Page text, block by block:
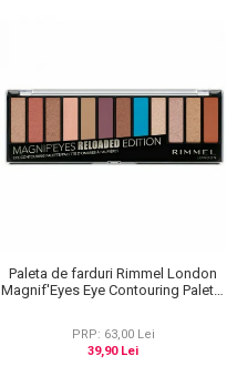
Paleta de farduri Rimmel London
Magnif'Eyes Eye Contouring Palette
PRP: 63,00 Lei
39,90 Lei